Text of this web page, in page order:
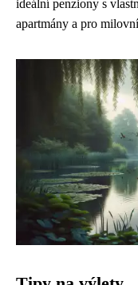
ideální penziony s
apartmány a pro